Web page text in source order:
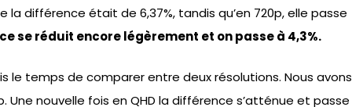
la différence était de 6,37%, tandis qu’en 720p, elle passe
se réduit encore légèrement et on passe à 4,3%.
le temps de comparer entre deux résolutions. Nous avons
Une nouvelle fois en QHD la différence s’atténue et passe